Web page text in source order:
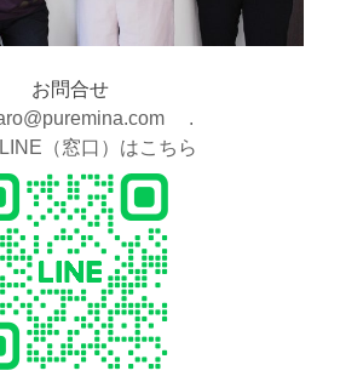
お問合せ
.
（窓口）はこちら